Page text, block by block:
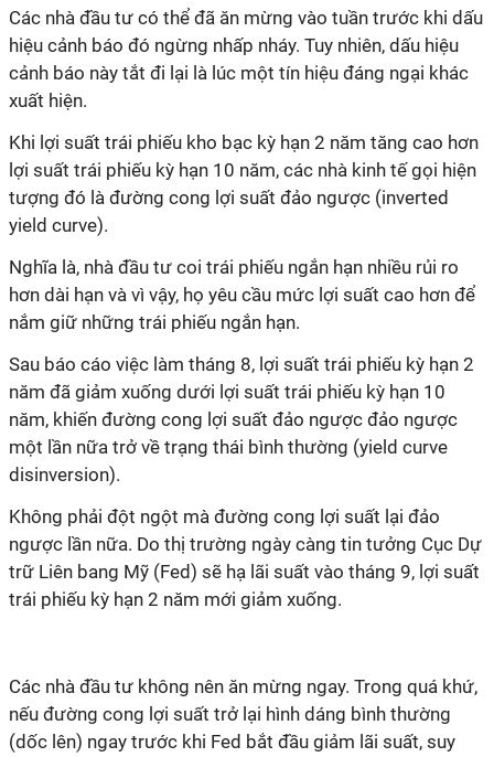
Các nhà đầu tư có thể đã ăn mừng vào tuần trước khi dấu
hiệu cảnh báo đó ngừng nhấp nháy. Tuy nhiên, dấu hiệu
cảnh báo này tắt đi lại là lúc một tín hiệu đáng ngại khác
xuất hiện.
Khi lợi suất trái phiếu kho bạc kỳ hạn 2 năm tăng cao hơn
lợi suất trái phiếu kỳ hạn 10 năm, các nhà kinh tế gọi hiện
tượng đó là đường cong lợi suất đảo ngược (inverted
yield curve).
Nghĩa là, nhà đầu tư coi trái phiếu ngắn hạn nhiều rủi ro
hơn dài hạn và vì vậy, họ yêu cầu mức lợi suất cao hơn để
nắm giữ những trái phiếu ngắn hạn.
Sau báo cáo việc làm tháng 8, lợi suất trái phiếu kỳ hạn 2
năm đã giảm xuống dưới lợi suất trái phiếu kỳ hạn 10
năm, khiến đường cong lợi suất đảo ngược đảo ngược
một lần nữa trở về trạng thái bình thường (yield curve
disinversion).
Không phải đột ngột mà đường cong lợi suất lại đảo
ngược lần nữa. Do thị trường ngày càng tin tưởng Cục Dự
trữ Liên bang Mỹ (Fed) sẽ hạ lãi suất vào tháng 9, lợi suất
trái phiếu kỳ hạn 2 năm mới giảm xuống.
Các nhà đầu tư không nên ăn mừng ngay. Trong quá khứ,
nếu đường cong lợi suất trở lại hình dáng bình thường
(dốc lên) ngay trước khi Fed bắt đầu giảm lãi suất, suy